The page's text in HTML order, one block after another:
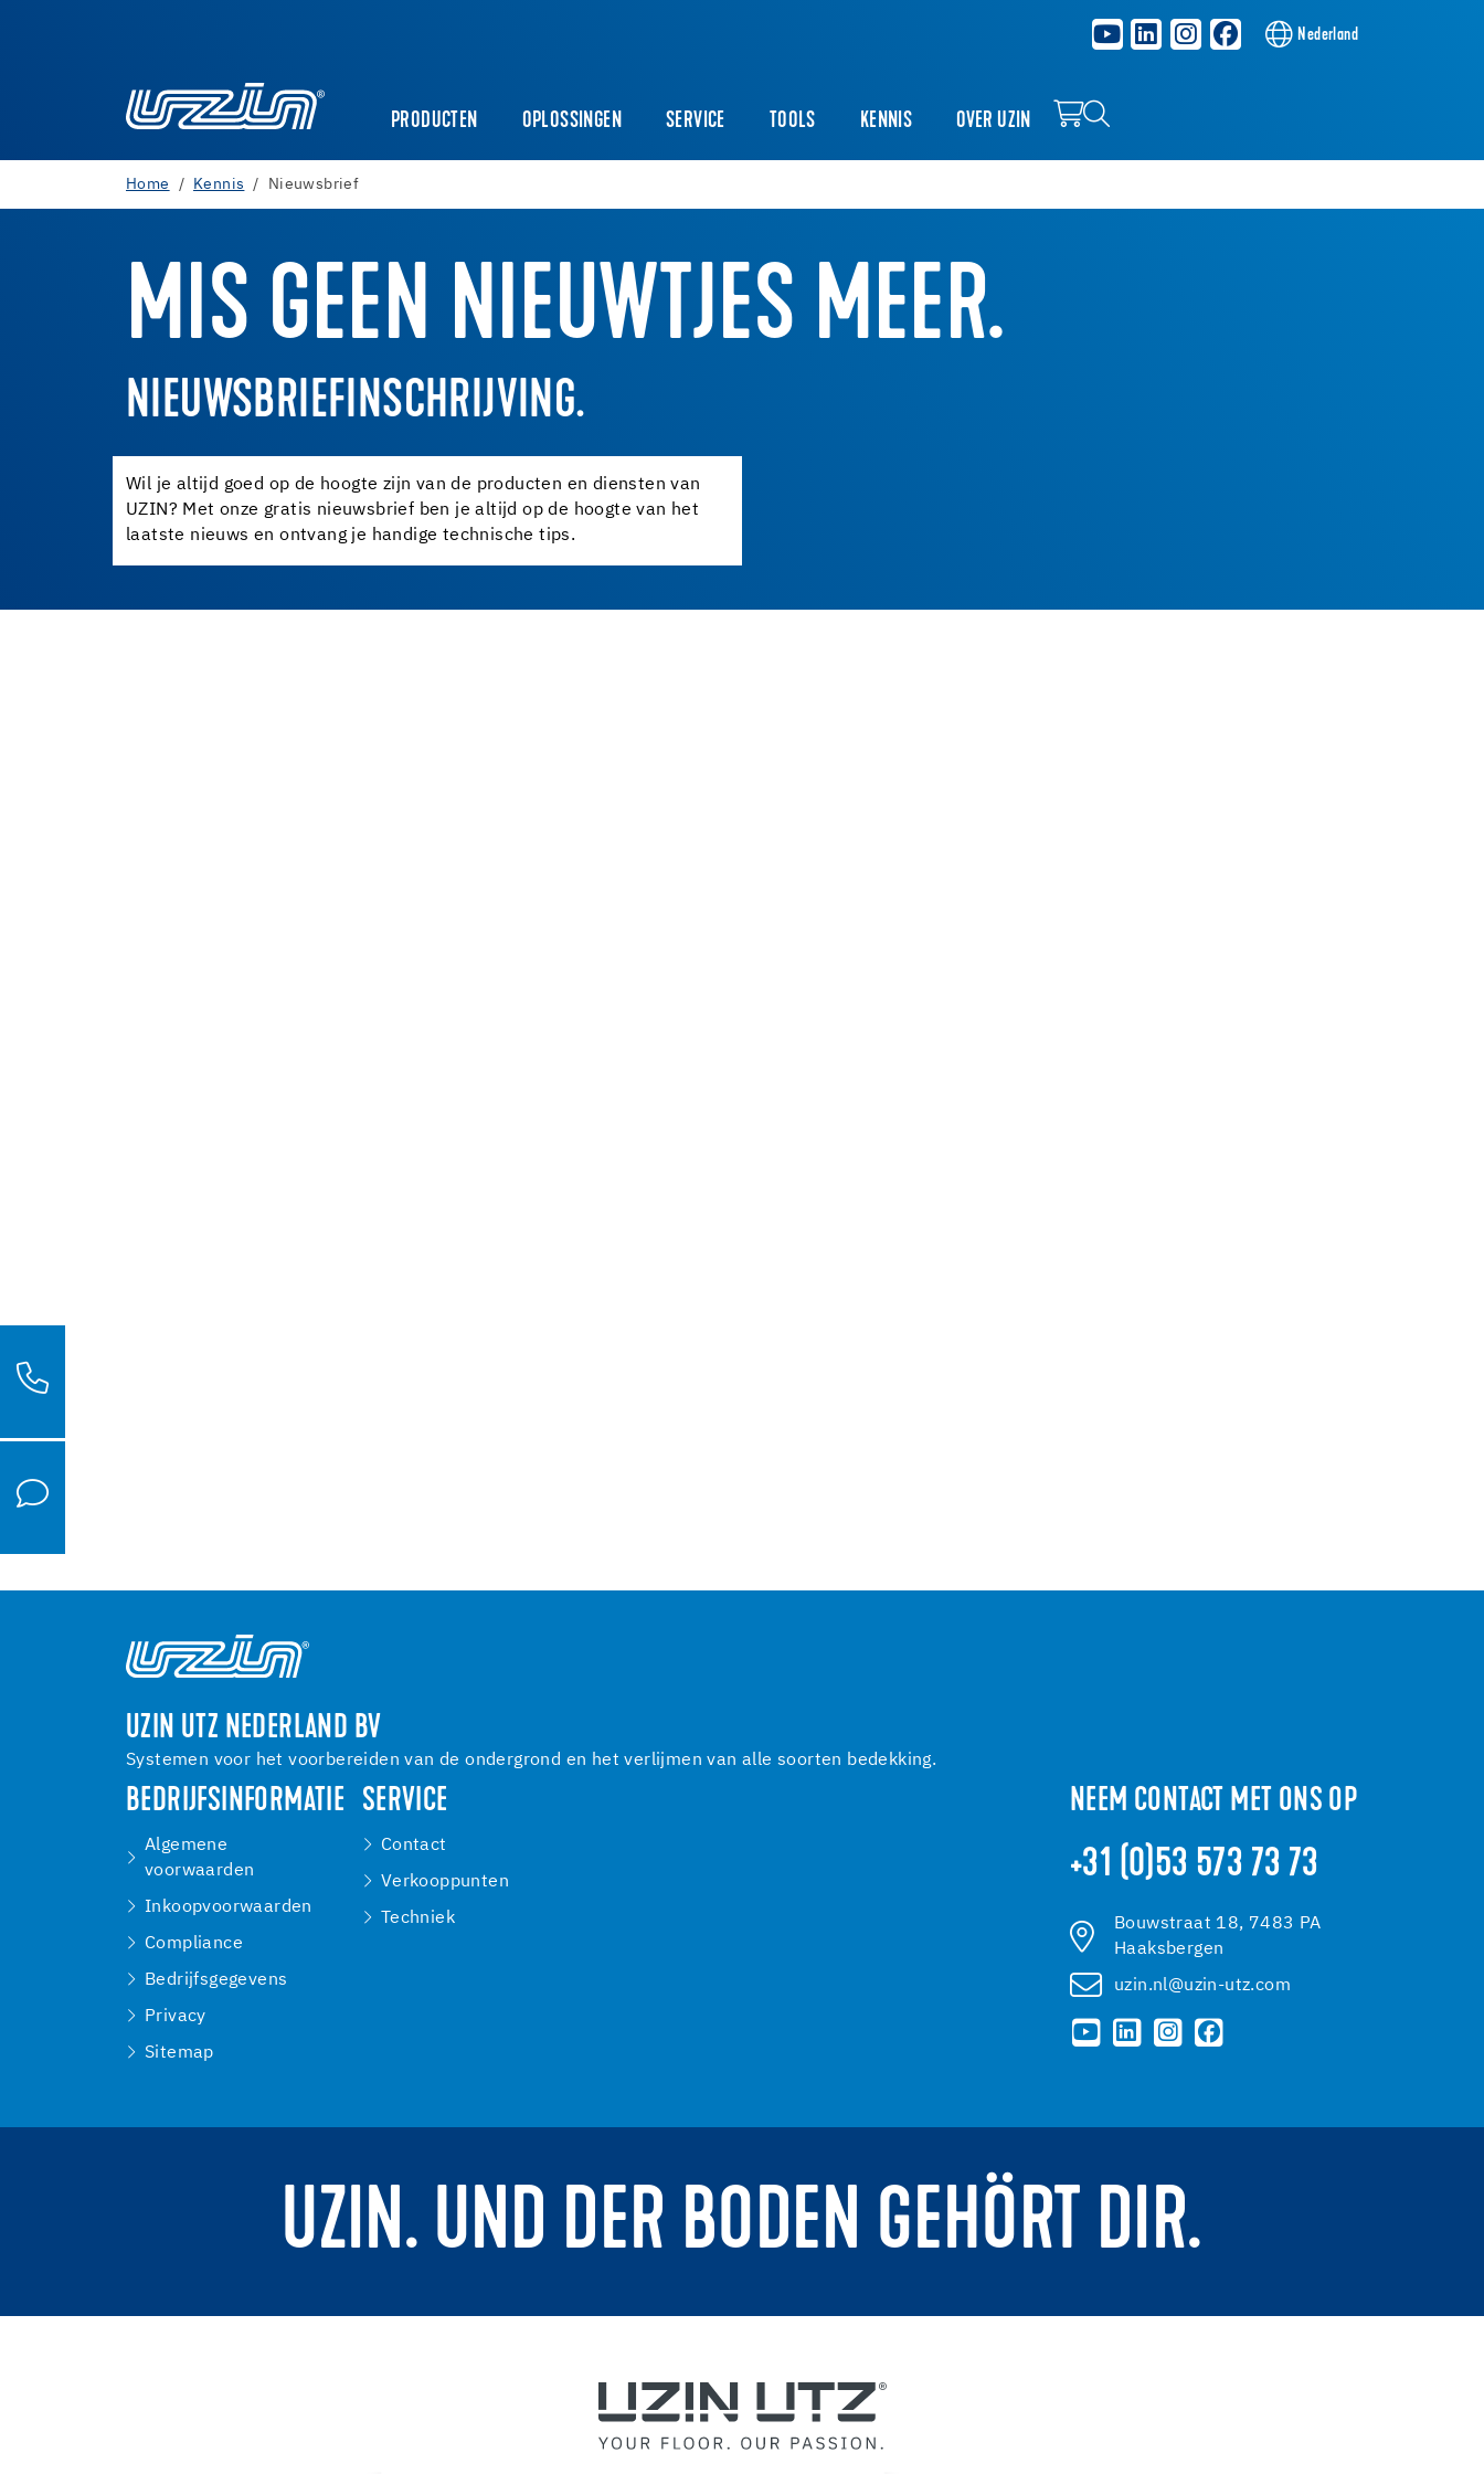
Nederland
PRODUCTEN OPLOSSINGEN SERVICE TOOLS KENNIS OVER UZIN
Home Kennis Nieuwsbrief
MIS GEEN NIEUWTJES MEER.
NIEUWSBRIEFINSCHRIJVING.
Wil je altijd goed op de hoogte zijn van de producten en diensten van
UZIN? Met onze gratis nieuwsbrief ben je altijd op de hoogte van het
laatste nieuws en ontvang je handige technische tips.
UZIN UTZ NEDERLAND BV
Systemen voor het voorbereiden van de ondergrond en het verlijmen van alle soorten bedekking.
BEDRIJFSINFORMATIE
Algemene
voorwaarden
Inkoopvoorwaarden
Compliance
Bedrijfsgegevens
Privacy
Sitemap
SERVICE
Contact
Verkooppunten
Techniek
NEEM CONTACT MET ONS OP
+31 (0)53 573 73 73
Bouwstraat 18, 7483 PA
Haaksbergen
uzin.nl@uzin-utz.com
UZIN. UND DER BODEN GEHÖRT DIR.